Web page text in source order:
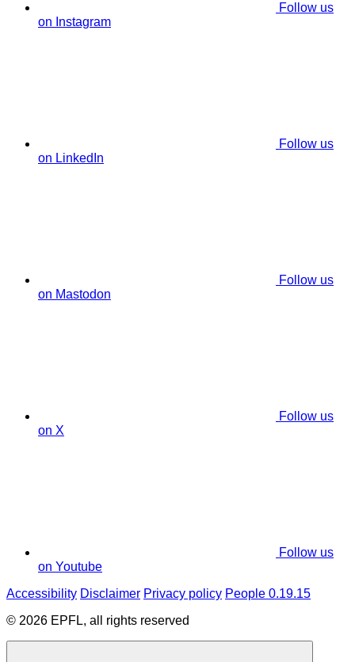
Follow us
on Instagram
Follow us
on LinkedIn
Follow us
on Mastodon
Follow us
on X
Follow us
on Youtube
Accessibility Disclaimer Privacy policy People 0.19.15
© 2026 EPFL, all rights reserved